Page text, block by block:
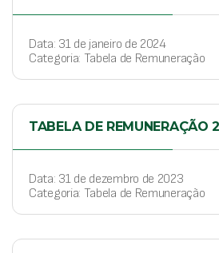
Data: 31 de janeiro de 2024
Categoria: Tabela de Remuneração
TABELA DE REMUNERAÇÃO
Data: 31 de dezembro de 2023
Categoria: Tabela de Remuneração